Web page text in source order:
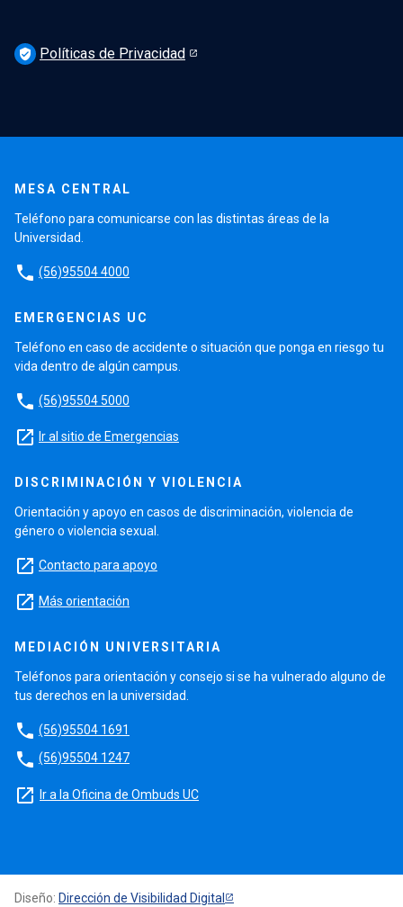
verified_user Políticas de Privacidad
MESA CENTRAL
Teléfono para comunicarse con las distintas áreas de la
Universidad.
phone (56)95504 4000
EMERGENCIAS UC
Teléfono en caso de accidente o situación que ponga en riesgo tu
vida dentro de algún campus.
phone (56)95504 5000
launch Ir al sitio de Emergencias
DISCRIMINACIÓN Y VIOLENCIA
Orientación y apoyo en casos de discriminación, violencia de
género o violencia sexual.
launch Contacto para apoyo
launch Más orientación
MEDIACIÓN UNIVERSITARIA
Teléfonos para orientación y consejo si se ha vulnerado alguno de
tus derechos en la universidad.
phone (56)95504 1691
phone (56)95504 1247
launch Ir a la Oficina de Ombuds UC
Diseño: Dirección de Visibilidad Digital